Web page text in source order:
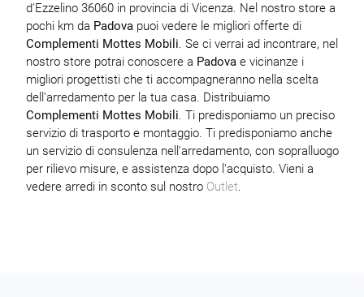
d'Ezzelino 36060 in provincia di Vicenza. Nel nostro store a
pochi km da Padovapuoi vedere le migliori offerte di
Complementi Mottes Mobili. Se ci verrai ad incontrare, nel
nostro store potrai conoscere a Padovae vicinanze i
migliori progettisti che ti accompagneranno nella scelta
dell'arredamento per la tua casa. Distribuiamo
Complementi Mottes Mobili. Ti predisponiamo un preciso
servizio di trasporto e montaggio. Ti predisponiamo anche
un servizio di consulenza nell'arredamento, con sopralluogo
per rilievo misure, e assistenza dopo l'acquisto. Vieni a
vedere arredi in sconto sul nostro Outlet.